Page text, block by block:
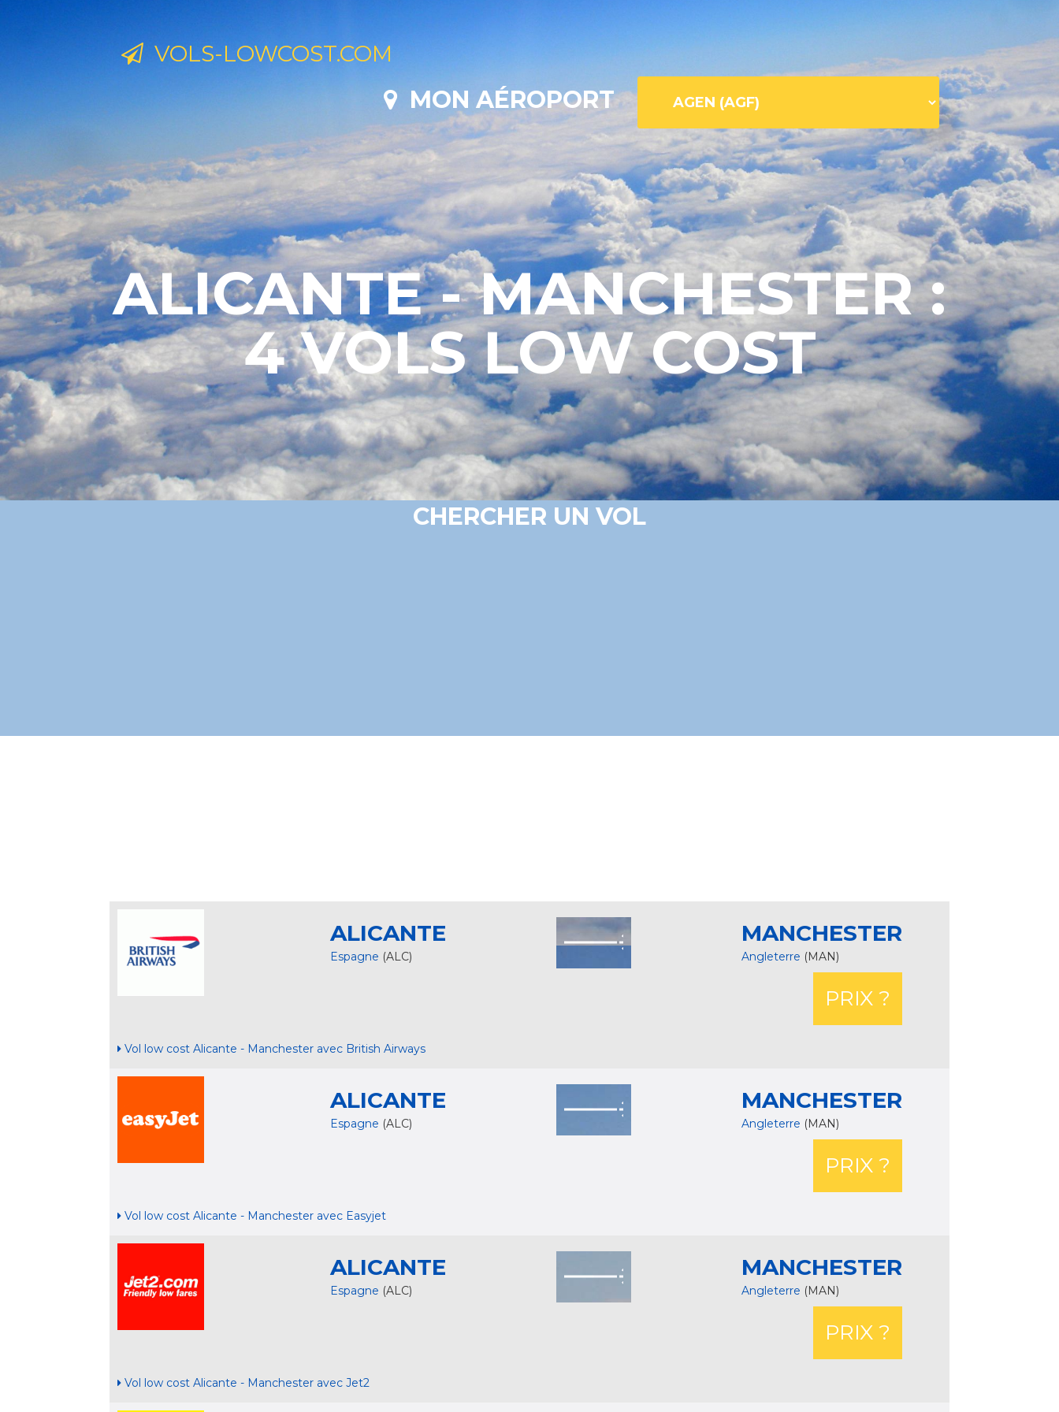
VOLS-LOWCOST.COM
MON AÉROPORT
ALICANTE - MANCHESTER :
4 VOLS LOW COST
CHERCHER UN VOL
ALICANTE
Espagne (ALC)
MANCHESTER
Angleterre (MAN)
PRIX ?
Vol low cost Alicante - Manchester avec British Airways
ALICANTE
Espagne (ALC)
MANCHESTER
Angleterre (MAN)
PRIX ?
Vol low cost Alicante - Manchester avec Easyjet
ALICANTE
Espagne (ALC)
MANCHESTER
Angleterre (MAN)
PRIX ?
Vol low cost Alicante - Manchester avec Jet2